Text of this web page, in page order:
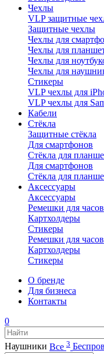
Чехлы
VLP защитные
Защитные чехлы
Чехлы для
Чехлы для
Чехлы для
Чехлы для
Стикеры
VLP чехлы для
VLP чехлы для
Кабели
Стёкла
Защитные стёкла
Для смартфонов
Стёкла для
Для смартфонов
Стёкла для
Аксессуары
Аксессуары
Ремешки для часов
Картхолдеры
Стикеры
Ремешки для часов
Картхолдеры
Стикеры
О бренде
Для бизнеса
Контакты
0
Наушники Все 3